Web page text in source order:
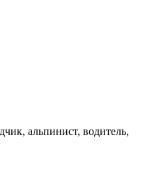
альпинист, водитель,